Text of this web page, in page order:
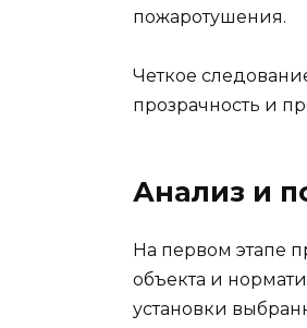
пожаротушения.
Четкое
прозрачность и
Анализ и
На первом этапе
объекта и
установки